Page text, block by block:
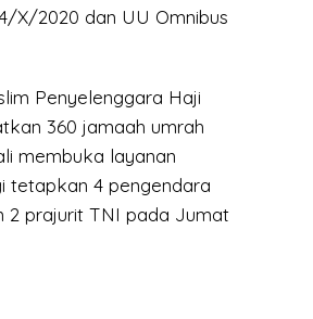
X/2020 dan UU Omnibus
Penyelenggara Haji
360 jamaah umrah
membuka layanan
tetapkan 4 pengendara
2 prajurit TNI pada Jumat